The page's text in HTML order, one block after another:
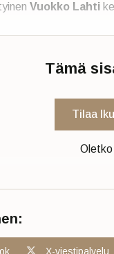
Vuokko Lahti
Tämä
Tilaa
X-viestipalvelu